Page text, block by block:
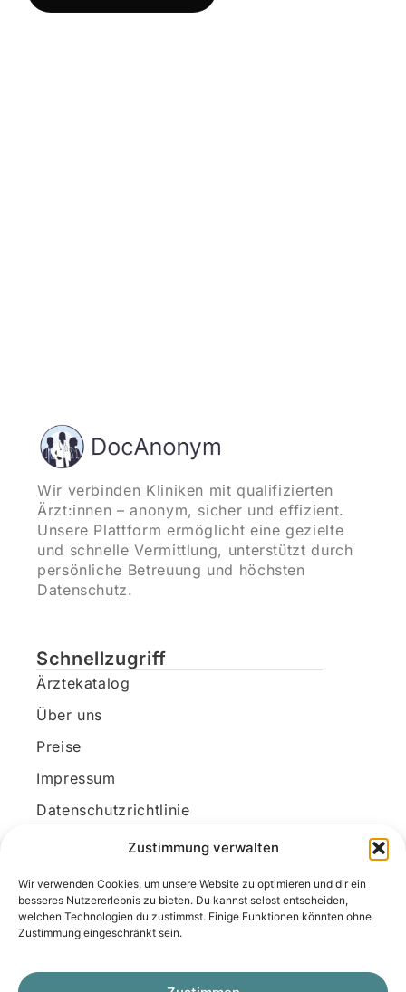
Zustimmung verwalten
Wir verwenden Cookies, um unsere Website zu optimieren und dir ein
besseres Nutzererlebnis zu bieten. Du kannst selbst entscheiden,
welchen Technologien du zustimmst. Einige Funktionen könnten ohne
Zustimmung eingeschränkt sein.
Wir verbinden Kliniken mit qualifizierten
Ärzt:innen – anonym, sicher und effizient.
Unsere Plattform ermöglicht eine gezielte
und schnelle Vermittlung, unterstützt durch
persönliche Betreuung und höchsten
Datenschutz.
Schnellzugriff
Ärztekatalog
Über uns
Preise
Impressum
Datenschutzrichtlinie
Kundenkonto
Unsere Kontaktdaten
E-Mail: kontakt@docanonym.com